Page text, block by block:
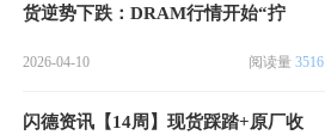
货逆势下跌：DRAM行情开始“拧
2026-04-10 阅读量 3516
闪德资讯【14周】现货踩踏+原厂收